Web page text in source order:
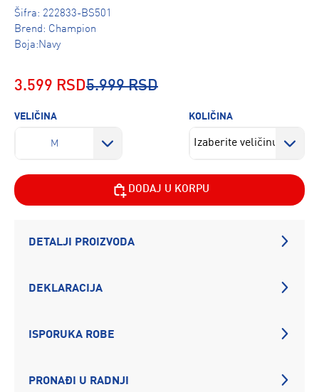
Šifra: 222833-BS501
Brend: Champion
Boja:Navy
3.599 RSD5.999 RSD
VELIČINA
M
KOLIČINA
DODAJ U KORPU
DETALJI PROIZVODA
DEKLARACIJA
ISPORUKA ROBE
PRONAĐI U RADNJI